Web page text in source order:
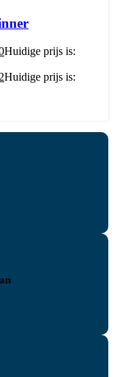
Huidige prijs is:
Huidige prijs is: